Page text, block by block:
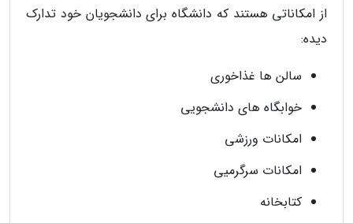
از امکاناتی هستند که دانشگاه برای دانشجویان خود تدارک
دیده:
سالن ها غذاخوری
خوابگاه های دانشجویی
امکانات ورزشی
امکانات سرگرمیی
کتابخانه